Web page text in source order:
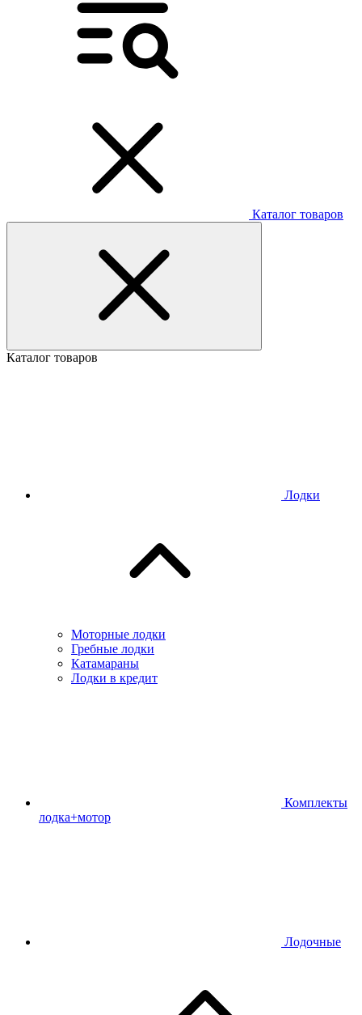
Каталог товаров
Каталог товаров
Лодки
Моторные лодки
Гребные лодки
Катамараны
Лодки в кредит
Комплекты
лодка+мотор
Лодочные